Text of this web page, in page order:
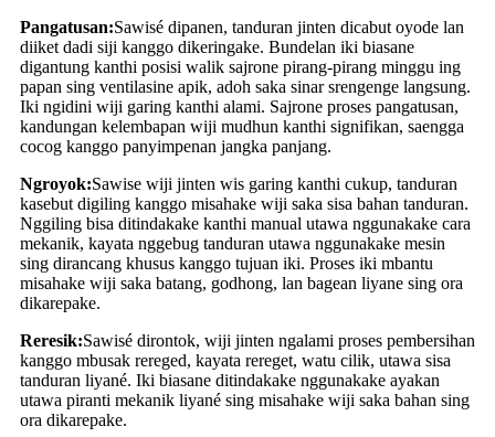
Pangatusan:Sawisé dipanen, tanduran jinten dicabut oyode lan
diiket dadi siji kanggo dikeringake. Bundelan iki biasane
digantung kanthi posisi walik sajrone pirang-pirang minggu ing
papan sing ventilasine apik, adoh saka sinar srengenge langsung.
Iki ngidini wiji garing kanthi alami. Sajrone proses pangatusan,
kandungan kelembapan wiji mudhun kanthi signifikan, saengga
cocog kanggo panyimpenan jangka panjang.
Ngroyok:Sawise wiji jinten wis garing kanthi cukup, tanduran
kasebut digiling kanggo misahake wiji saka sisa bahan tanduran.
Nggiling bisa ditindakake kanthi manual utawa nggunakake cara
mekanik, kayata nggebug tanduran utawa nggunakake mesin
sing dirancang khusus kanggo tujuan iki. Proses iki mbantu
misahake wiji saka batang, godhong, lan bagean liyane sing ora
dikarepake.
Reresik:Sawisé dirontok, wiji jinten ngalami proses pembersihan
kanggo mbusak rereged, kayata rereget, watu cilik, utawa sisa
tanduran liyané. Iki biasane ditindakake nggunakake ayakan
utawa piranti mekanik liyané sing misahake wiji saka bahan sing
ora dikarepake.